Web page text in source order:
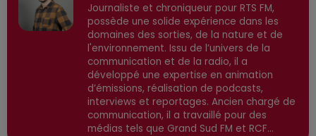
Journaliste et chroniqueur pour RTS FM,
possède une solide expérience dans les
domaines des sorties, de la nature et de
l'environnement. Issu de l’univers de la
communication et de la radio, il a
développé une expertise en animation
d’émissions, réalisation de podcasts,
interviews et reportages. Ancien chargé de
communication, il a travaillé pour des
médias tels que Grand Sud FM et RCF